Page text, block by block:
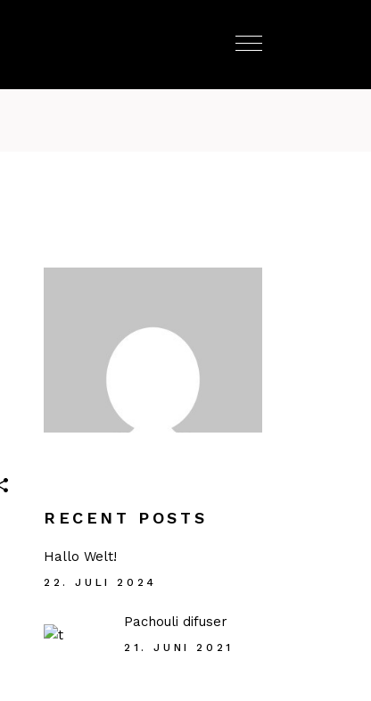
RECENT POSTS
Hallo Welt!
22. JULI 2024
Pachouli difuser
21. JUNI 2021